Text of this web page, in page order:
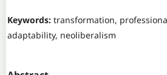
Keywords: transformation,
adaptability, neoliberalism